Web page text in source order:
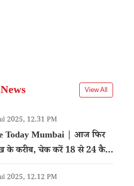
View All
2025, 12.31 PM
Today Mumbai | आज फिर
के करीब, चेक करें 18 से 24 कैरेट
2025, 12.12 PM